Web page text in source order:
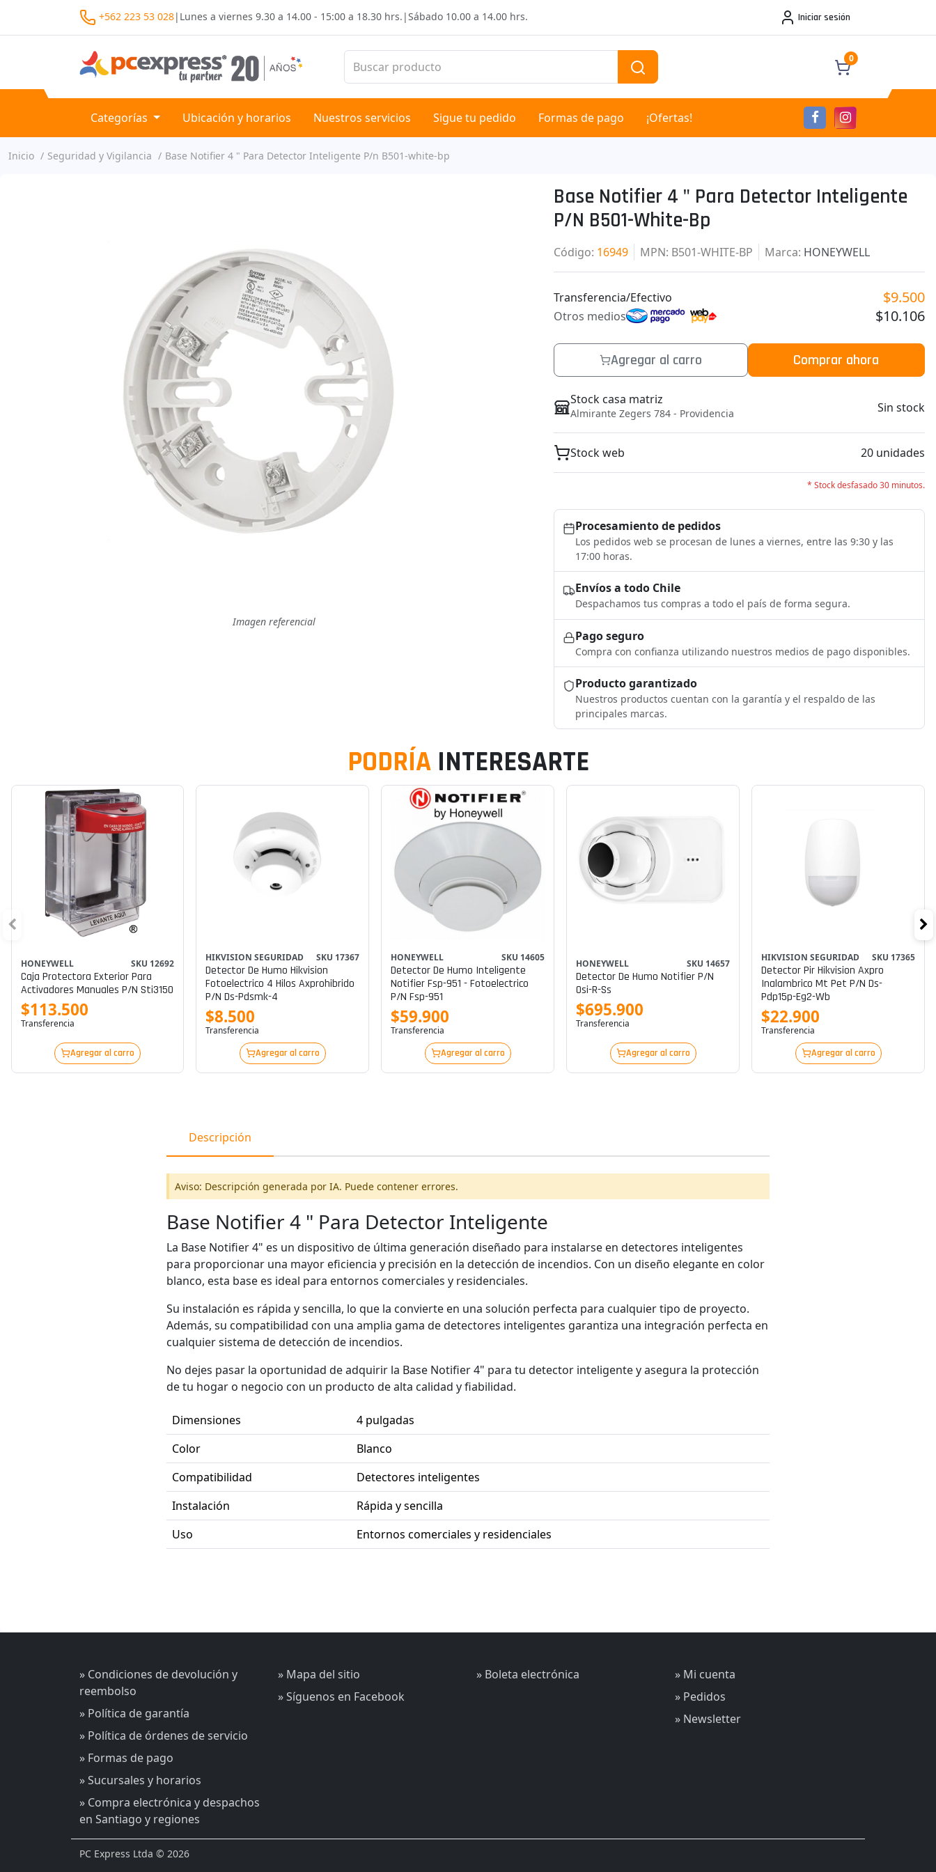
+562 223 53 028| Lunes a viernes 9.30 a 14.00 - 15:00 a 18.30 hrs. |Sábado 10.00 a 14.00 hrs. Iniciar sesión
0
Categorías Ubicación y horarios Nuestros servicios Sigue tu pedido Formas de pago ¡Ofertas!
Inicio Seguridad y Vigilancia Base Notifier 4 " Para Detector Inteligente P/n B501-white-bp
Imagen referencial
Base Notifier 4 " Para Detector Inteligente
P/n B501-White-Bp
Código: 16949 MPN: B501-WHITE-BP Marca: HONEYWELL
Transferencia/Efectivo $9.500
Otros medios $10.106
Agregar al carro Comprar ahora
Stock casa matriz
Almirante Zegers 784 - Providencia Sin stock
Stock web 20 unidades
* Stock desfasado 30 minutos.
Procesamiento de pedidos
Los pedidos web se procesan de lunes a viernes, entre las 9:30 y las
17:00 horas.
Envíos a todo Chile
Despachamos tus compras a todo el país de forma segura.
Pago seguro
Compra con confianza utilizando nuestros medios de pago disponibles.
Producto garantizado
Nuestros productos cuentan con la garantía y el respaldo de las
principales marcas.
PODRÍAINTERESARTE
HONEYWELL SKU 12692
Caja Protectora Exterior Para
Activadores Manuales P/n Sti3150
$113.500
Transferencia
Agregar al carro
HIKVISION SEGURIDAD SKU 17367
Detector De Humo Hikvision
Fotoelectrico 4 Hilos Axprohibrido
P/n Ds-Pdsmk-4
$8.500
Transferencia
Agregar al carro
HONEYWELL SKU 14605
Detector De Humo Inteligente
Notifier Fsp-951 - Fotoelectrico
P/n Fsp-951
$59.900
Transferencia
Agregar al carro
HONEYWELL SKU 14657
Detector De Humo Notifier P/n
Osi-R-Ss
$695.900
Transferencia
Agregar al carro
HIKVISION SEGURIDAD SKU 17365
Detector Pir Hikvision Axpro
Inalambrico Mt Pet P/n Ds-
Pdp15p-Eg2-Wb
$22.900
Transferencia
Agregar al carro
Descripción
Aviso: Descripción generada por IA. Puede contener errores.
Base Notifier 4 " Para Detector Inteligente
La Base Notifier 4" es un dispositivo de última generación diseñado para instalarse en detectores inteligentes
para proporcionar una mayor eficiencia y precisión en la detección de incendios. Con un diseño elegante en color
blanco, esta base es ideal para entornos comerciales y residenciales.
Su instalación es rápida y sencilla, lo que la convierte en una solución perfecta para cualquier tipo de proyecto.
Además, su compatibilidad con una amplia gama de detectores inteligentes garantiza una integración perfecta en
cualquier sistema de detección de incendios.
No dejes pasar la oportunidad de adquirir la Base Notifier 4" para tu detector inteligente y asegura la protección
de tu hogar o negocio con un producto de alta calidad y fiabilidad.
Dimensiones
4 pulgadas
Color
Blanco
Compatibilidad
Detectores inteligentes
Instalación
Rápida y sencilla
Uso
Entornos comerciales y residenciales
» Condiciones de devolución y
reembolso
» Política de garantía
» Política de órdenes de servicio
» Formas de pago
» Sucursales y horarios
» Compra electrónica y despachos
en Santiago y regiones
» Mapa del sitio
» Síguenos en Facebook
» Boleta electrónica
» Mi cuenta
» Pedidos
» Newsletter
PC Express Ltda © 2026